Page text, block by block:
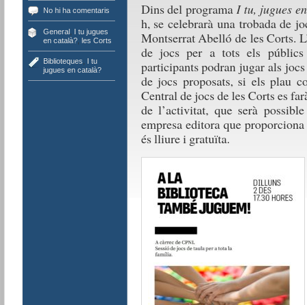
No hi ha comentaris
General, I tu jugues
en català?, les Corts
Biblioteques
I tu
jugues en català?
Dins del programaI tu, jugues
h, se celebrarà una trobada de
Montserrat Abelló de les Corts.
de jocs per a tots els públics
participants podran jugar als
de jocs proposats, si els plau
Central de jocs de les Corts es
de l’activitat, que serà
empresa editora que
és lliure i gratuïta.